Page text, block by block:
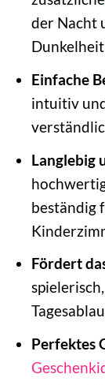
der Nacht
Einfache
intuitiv
Langlebig
beständig
Fördert
Perfektes